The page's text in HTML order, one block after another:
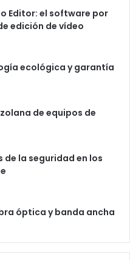
Editor: el software por
edición de vídeo
ecológica y garantía
de equipos de
de la seguridad en los
óptica y banda ancha